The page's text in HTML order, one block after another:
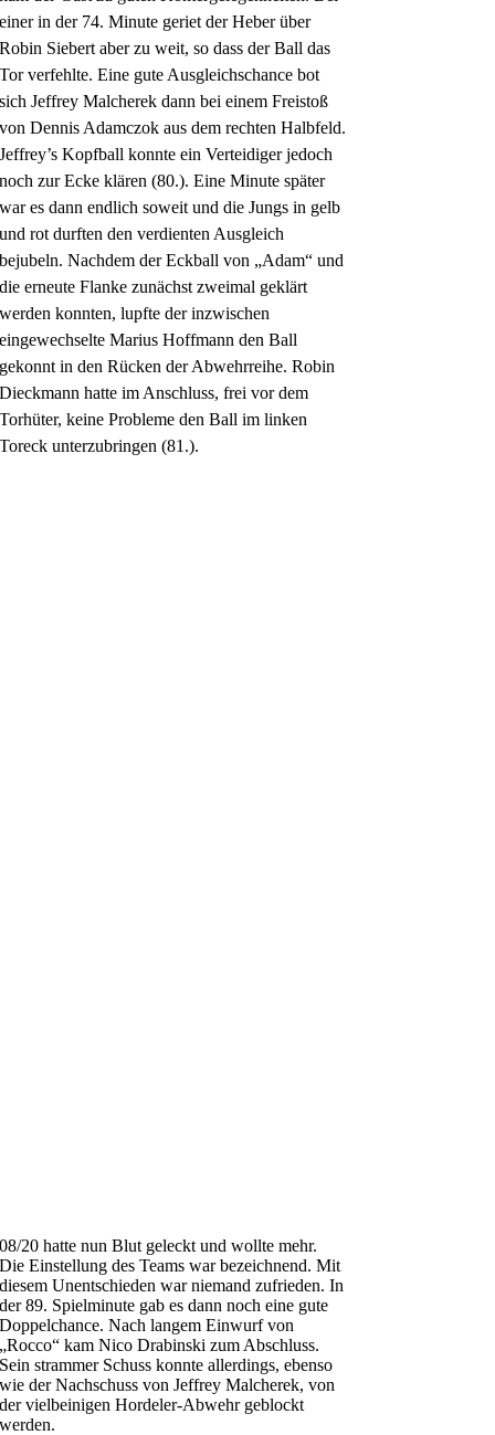
einer in der 74. Minute geriet der Heber über
Robin Siebert aber zu weit, so dass der Ball das
Tor verfehlte. Eine gute Ausgleichschance bot
sich Jeffrey Malcherek dann bei einem Freistoß
von Dennis Adamczok aus dem rechten Halbfeld.
Jeffrey’s Kopfball konnte ein Verteidiger jedoch
noch zur Ecke klären (80.). Eine Minute später
war es dann endlich soweit und die Jungs in gelb
und rot durften den verdienten Ausgleich
bejubeln. Nachdem der Eckball von „Adam“ und
die erneute Flanke zunächst zweimal geklärt
werden konnten, lupfte der inzwischen
eingewechselte Marius Hoffmann den Ball
gekonnt in den Rücken der Abwehrreihe. Robin
Dieckmann hatte im Anschluss, frei vor dem
Torhüter, keine Probleme den Ball im linken
Toreck unterzubringen (81.).
08/20 hatte nun Blut geleckt und wollte mehr.
Die Einstellung des Teams war bezeichnend. Mit
diesem Unentschieden war niemand zufrieden. In
der 89. Spielminute gab es dann noch eine gute
Doppelchance. Nach langem Einwurf von
„Rocco“ kam Nico Drabinski zum Abschluss.
Sein strammer Schuss konnte allerdings, ebenso
wie der Nachschuss von Jeffrey Malcherek, von
der vielbeinigen Hordeler-Abwehr geblockt
werden.